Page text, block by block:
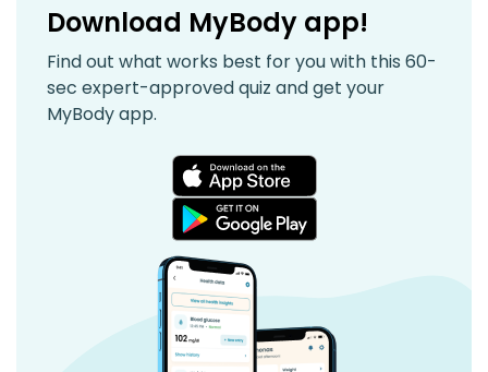
Download MyBody app!
Find out what works best for you with this 60-
sec expert-approved quiz and get your
MyBody app.